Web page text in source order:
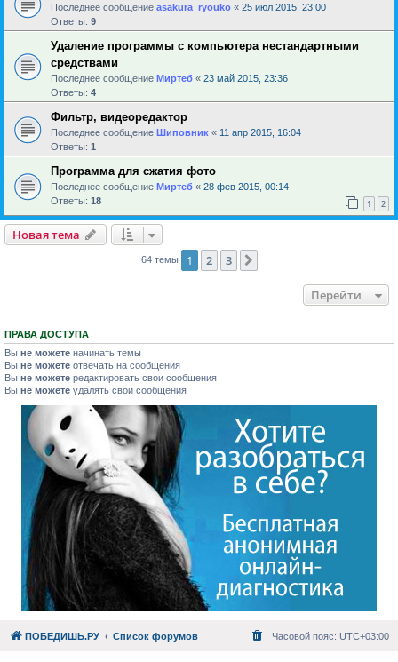
Последнее сообщение asakura_ryouko « 25 июл 2015, 23:00
Ответы: 9
Удаление программы с компьютера нестандартными
средствами
Последнее сообщение Миртеб « 23 май 2015, 23:36
Ответы: 4
Фильтр, видеоредактор
Последнее сообщение Шиповник « 11 апр 2015, 16:04
Ответы: 1
Программа для сжатия фото
Последнее сообщение Миртеб « 28 фев 2015, 00:14
Ответы: 18 1 2
Новая тема
64 темы 1 2 3
Перейти
ПРАВА ДОСТУПА
Вы не можете начинать темы
Вы не можете отвечать на сообщения
Вы не можете редактировать свои сообщения
Вы не можете удалять свои сообщения
ПОБЕДИШЬ.РУ Список форумов Часовой пояс: UTC+03:00